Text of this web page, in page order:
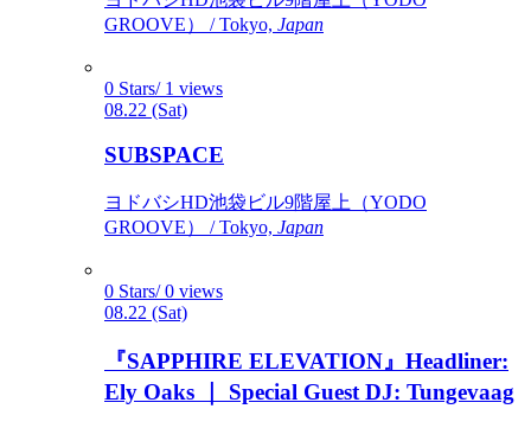
GROOVE） / Tokyo, Japan
0 Stars/ 1 views
08.22 (Sat)
SUBSPACE
ヨドバシHD池袋ビル9階屋上（YODO
GROOVE） / Tokyo, Japan
0 Stars/ 0 views
08.22 (Sat)
『SAPPHIRE ELEVATION』Headliner:
Ely Oaks ｜ Special Guest DJ: Tungevaag